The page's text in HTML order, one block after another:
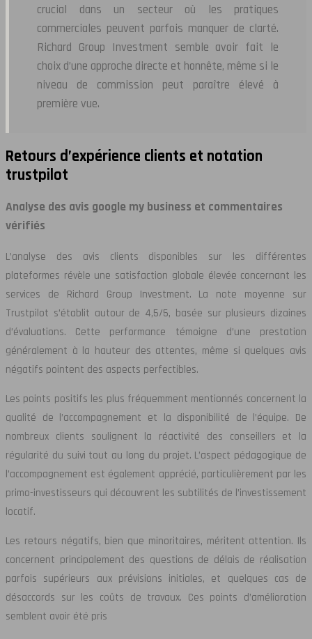
crucial dans un secteur où les pratiques
commerciales peuvent parfois manquer de clarté.
Richard Group Investment semble avoir fait le
choix d’une approche directe et honnête, même si le
niveau de commission peut paraître élevé à
première vue.
Retours d’expérience clients et notation
trustpilot
Analyse des avis google my business et commentaires
vérifiés
L’analyse des avis clients disponibles sur les différentes
plateformes révèle une satisfaction globale élevée concernant les
services de Richard Group Investment. La note moyenne sur
Trustpilot s’établit autour de 4,5/5, basée sur plusieurs dizaines
d’évaluations. Cette performance témoigne d’une prestation
généralement à la hauteur des attentes, même si quelques avis
négatifs pointent des aspects perfectibles.
Les points positifs les plus fréquemment mentionnés concernent la
qualité de l’accompagnement et la disponibilité de l’équipe. De
nombreux clients soulignent la réactivité des conseillers et la
régularité du suivi tout au long du projet. L’aspect pédagogique de
l’accompagnement est également apprécié, particulièrement par les
primo-investisseurs qui découvrent les subtilités de l’investissement
locatif.
Les retours négatifs, bien que minoritaires, méritent attention. Ils
concernent principalement des questions de délais de réalisation
parfois supérieurs aux prévisions initiales, et quelques cas de
désaccords sur les coûts de travaux. Ces points d’amélioration
semblent avoir été pris